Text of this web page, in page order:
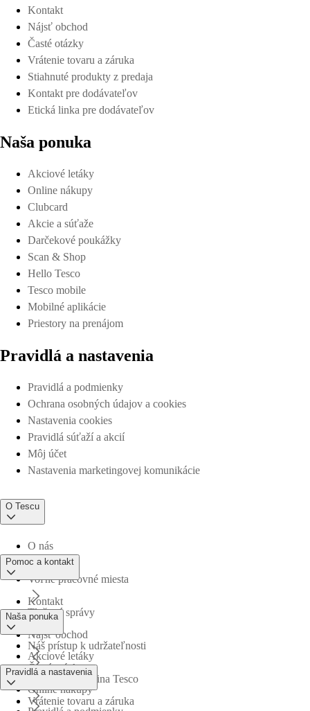
Kontakt
Nájsť obchod
Časté otázky
Vrátenie tovaru a záruka
Stiahnuté produkty z predaja
Kontakt pre dodávateľov
Etická linka pre dodávateľov
Naša ponuka
Akciové letáky
Online nákupy
Clubcard
Akcie a súťaže
Darčekové poukážky
Scan & Shop
Hello Tesco
Tesco mobile
Mobilné aplikácie
Priestory na prenájom
Pravidlá a nastavenia
Pravidlá a podmienky
Ochrana osobných údajov a cookies
Nastavenia cookies
Pravidlá súťaží a akcií
Môj účet
Nastavenia marketingovej komunikácie
O Tescu
O nás
Voľné pracovné miesta
Tlačové správy
Náš prístup k udržateľnosti
Obchodná skupina Tesco
Pomoc a kontakt
Kontakt
Nájsť obchod
Časté otázky
Vrátenie tovaru a záruka
Naša ponuka
Akciové letáky
Online nákupy
Pravidlá a nastavenia